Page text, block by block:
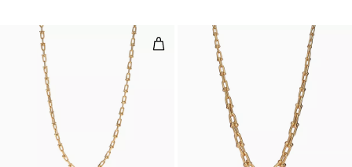
스몰 링크 네크리스, 옐로우 골드